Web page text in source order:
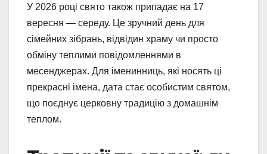
У 2026 році свято також припадає на 17
вересня — середу. Це зручний день для
сімейних зібрань, відвідин храму чи просто
обміну теплими повідомленнями в
месенджерах. Для іменинниць, які носять ці
прекрасні імена, дата стає особистим святом,
що поєднує церковну традицію з домашнім
теплом.